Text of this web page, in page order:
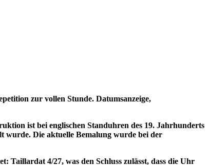
zur vollen Stunde. Datumsanzeige,
ist bei englischen Standuhren des 19. Jahrhunderts
wurde. Die aktuelle Bemalung wurde bei der
Taillardat 4/27, was den Schluss zulässt, dass die Uhr